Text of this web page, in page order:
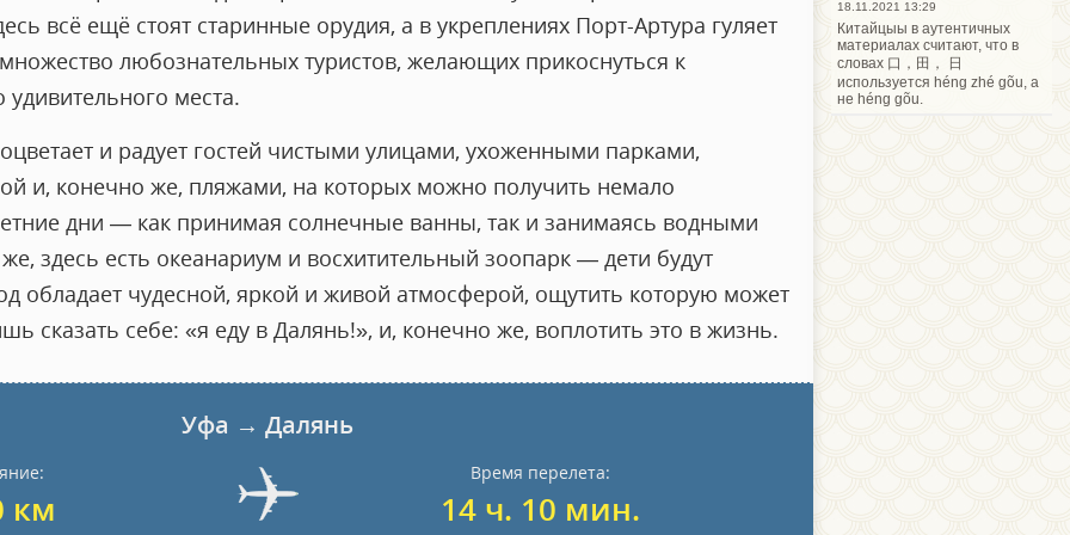
всё ещё стоят старинные орудия, а в укреплениях Порт-Артура гуляет
любознательных туристов, желающих прикоснуться к
места.
и радует гостей чистыми улицами, ухоженными парками,
и, конечно же, пляжами, на которых можно получить немало
дни — как принимая солнечные ванны, так и занимаясь водными
здесь есть океанариум и восхитительный зоопарк — дети будут
обладает чудесной, яркой и живой атмосферой, ощутить которую может
сказать себе: «я еду в Далянь!», и, конечно же, воплотить это в жизнь.
Уфа → Далянь
км
Время перелета:
14 ч. 10 мин.
18.11.2021 13:29
Китайцыы в аутентичных
материалах считают, что в
словах 口，田， 日
используется héng zhé gõu, а
не héng gõu.